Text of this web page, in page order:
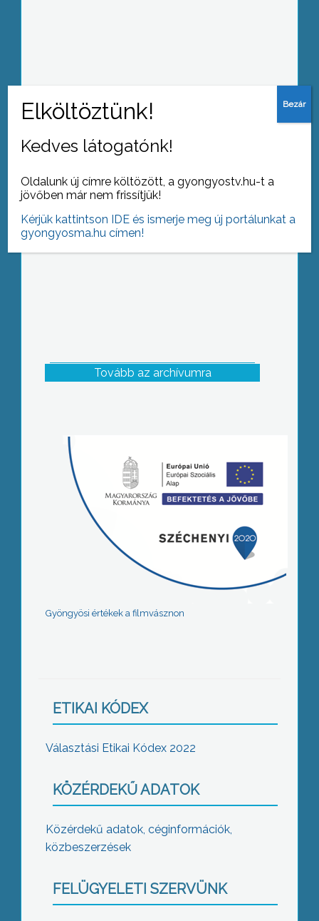
Nőnapon derül ki a Zrínyi Ilona
matekverseny eredménye
Tovább az archívumra
Gyöngyösi értékek a filmvásznon
ETIKAI KÓDEX
Választási Etikai Kódex 2022
KÖZÉRDEKŰ ADATOK
Közérdekű adatok, céginformációk,
közbeszerzések
FELÜGYELETI SZERVÜNK
Kedves látogatónk!
Oldalunk új címre költözött, a gyongyostv.hu-t a
jövőben már nem frissítjük!
Kérjük kattintson IDE és ismerje meg új portálunkat a
gyongyosma.hu címen!